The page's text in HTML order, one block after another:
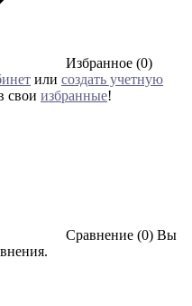
Избранное (0)
или создать учетную
свои избранные!
Сравнение (0) Вы